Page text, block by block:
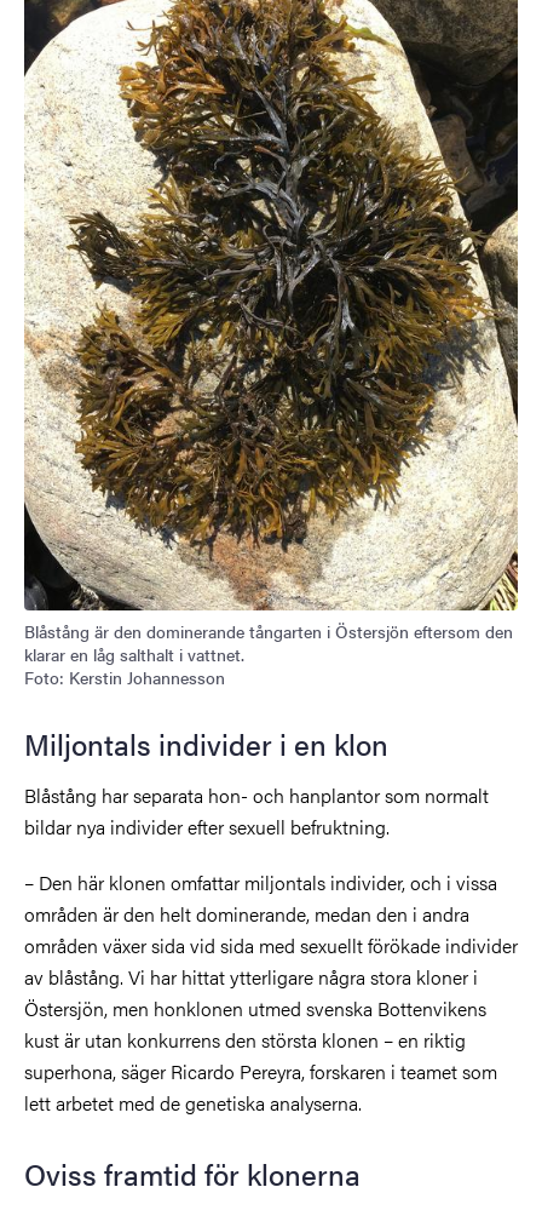
Blåstång är den dominerande tångarten i Östersjön eftersom den
klarar en låg salthalt i vattnet.
Foto: Kerstin Johannesson
Miljontals individer i en klon
Blåstång har separata hon- och hanplantor som normalt
bildar nya individer efter sexuell befruktning.
– Den här klonen omfattar miljontals individer, och i vissa
områden är den helt dominerande, medan den i andra
områden växer sida vid sida med sexuellt förökade individer
av blåstång. Vi har hittat ytterligare några stora kloner i
Östersjön, men honklonen utmed svenska Bottenvikens
kust är utan konkurrens den största klonen – en riktig
superhona, säger Ricardo Pereyra, forskaren i teamet som
lett arbetet med de genetiska analyserna.
Oviss framtid för klonerna